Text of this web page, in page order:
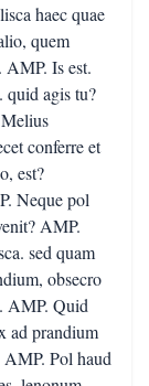
haec quae
quem
Is est.
quid agis tu?
conferre et
est?
Neque pol
AMP.
sed quam
obsecro
AMP. Quid
ad prandium
AMP. Pol haud